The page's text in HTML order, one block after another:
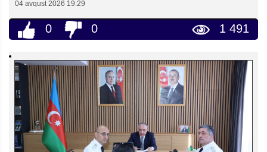
04 avqust 2026 19:29
0 0 1 491